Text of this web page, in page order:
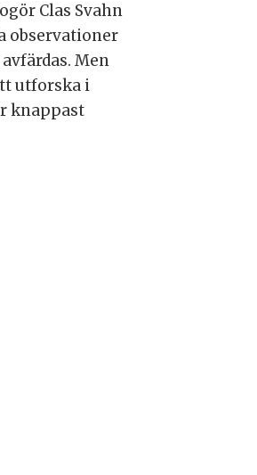
Clas Svahn
observationer
Men
utforska i
knappast